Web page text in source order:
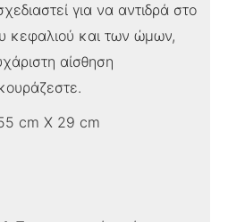
για να αντιδρά στο
κεφαλιού και των ώμων,
αίσθηση
cm X 29 cm